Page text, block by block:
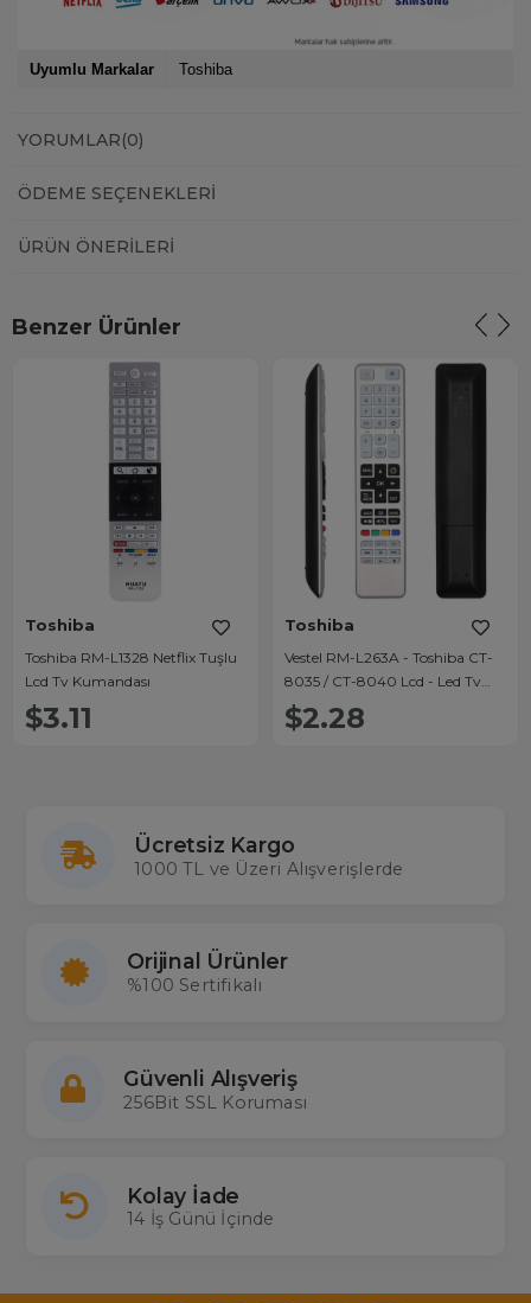
Uyumlu Markalar Toshiba
YORUMLAR(0)
ÖDEME SEÇENEKLERI
ÜRÜN ÖNERILERI
Benzer Ürünler
Toshiba
Toshiba RM-L1328 Netflix Tuşlu
Lcd Tv Kumandası
$3.11
Toshiba
Vestel RM-L263A - Toshiba CT-
8035 / CT-8040 Lcd - Led Tv
Kumanda
$2.28
Ücretsiz Kargo
1000 TL ve Üzeri Alışverişlerde
Orijinal Ürünler
%100 Sertifikalı
Güvenli Alışveriş
256Bit SSL Koruması
Kolay İade
14 İş Günü İçinde